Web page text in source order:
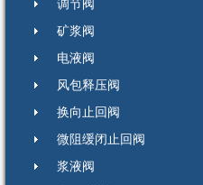
调节阀
矿浆阀
电液阀
风包释压阀
换向止回阀
微阻缓闭止回阀
浆液阀